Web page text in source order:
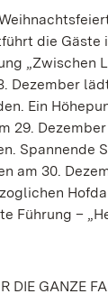
die Gäste
„Zwischen
Dezember
Ein
29.
Spannende
am 30.
Führung –
DIE GANZE